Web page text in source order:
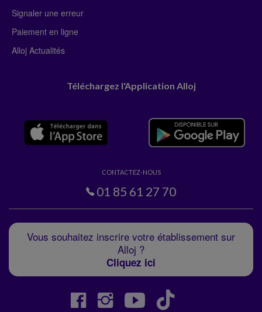
Signaler une erreur
Paiement en ligne
Alloj Actualités
Téléchargez l'Application Alloj
CONTACTEZ-NOUS
01 85 61 27 70
Vous souhaitez inscrire votre établissement sur
Alloj ?
Cliquez ici